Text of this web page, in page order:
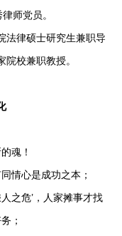
师党员。
法律硕士研究生兼职导
校兼职教授。
魂！
情心是成功之本；
之危’，人家摊事才找
；